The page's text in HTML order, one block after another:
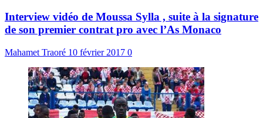
Interview vidéo de Moussa Sylla , suite à la signature
de son premier contrat pro avec l’As Monaco
Mahamet Traoré 10 février 2017 0